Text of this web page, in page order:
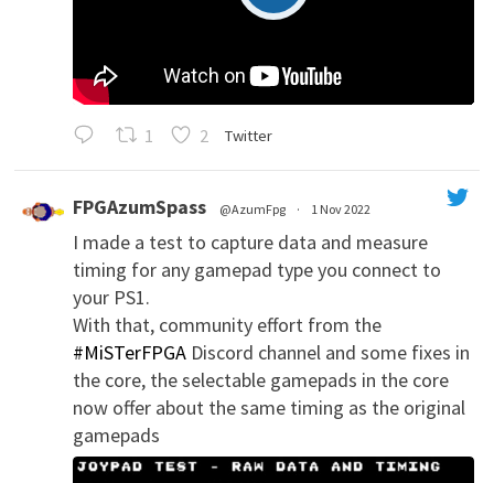
1 2 Twitter
FPGAzumSpass @AzumFpg · 1 Nov 2022
I made a test to capture data and measure
timing for any gamepad type you connect to
your PS1.
With that, community effort from the
#MiSTerFPGADiscord channel and some fixes in
the core, the selectable gamepads in the core
now offer about the same timing as the original
gamepads